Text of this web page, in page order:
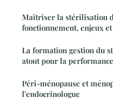
Maîtriser la stérilisation
fonctionnement, enjeux
La formation gestion du
atout pour la
Péri-ménopause et
l'endocrinologue